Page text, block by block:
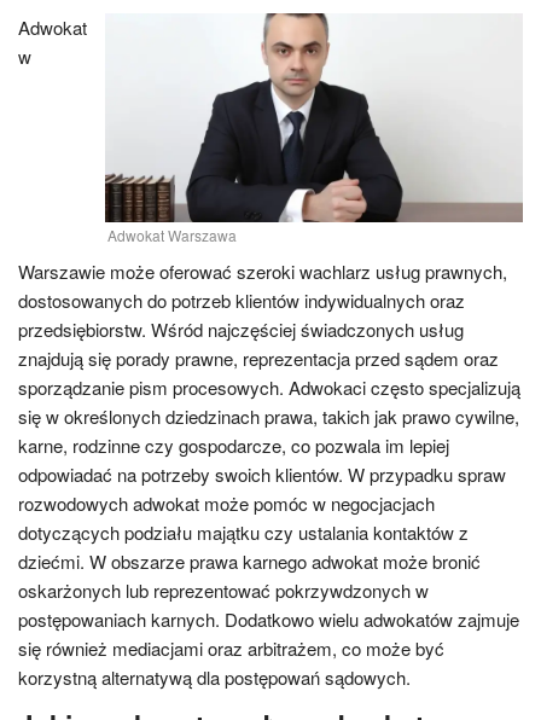
Adwokat Warszawa
Adwokat
w
Warszawie może oferować szeroki wachlarz usług prawnych,
dostosowanych do potrzeb klientów indywidualnych oraz
przedsiębiorstw. Wśród najczęściej świadczonych usług
znajdują się porady prawne, reprezentacja przed sądem oraz
sporządzanie pism procesowych. Adwokaci często specjalizują
się w określonych dziedzinach prawa, takich jak prawo cywilne,
karne, rodzinne czy gospodarcze, co pozwala im lepiej
odpowiadać na potrzeby swoich klientów. W przypadku spraw
rozwodowych adwokat może pomóc w negocjacjach
dotyczących podziału majątku czy ustalania kontaktów z
dziećmi. W obszarze prawa karnego adwokat może bronić
oskarżonych lub reprezentować pokrzywdzonych w
postępowaniach karnych. Dodatkowo wielu adwokatów zajmuje
się również mediacjami oraz arbitrażem, co może być
korzystną alternatywą dla postępowań sądowych.